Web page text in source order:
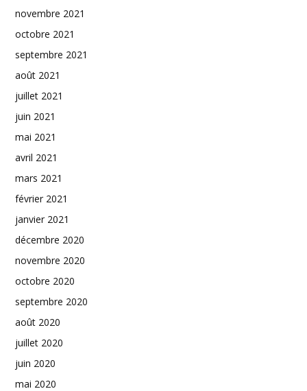
novembre 2021
octobre 2021
septembre 2021
août 2021
juillet 2021
juin 2021
mai 2021
avril 2021
mars 2021
février 2021
janvier 2021
décembre 2020
novembre 2020
octobre 2020
septembre 2020
août 2020
juillet 2020
juin 2020
mai 2020